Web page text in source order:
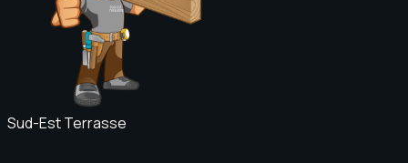
Sud-Est Terrasse